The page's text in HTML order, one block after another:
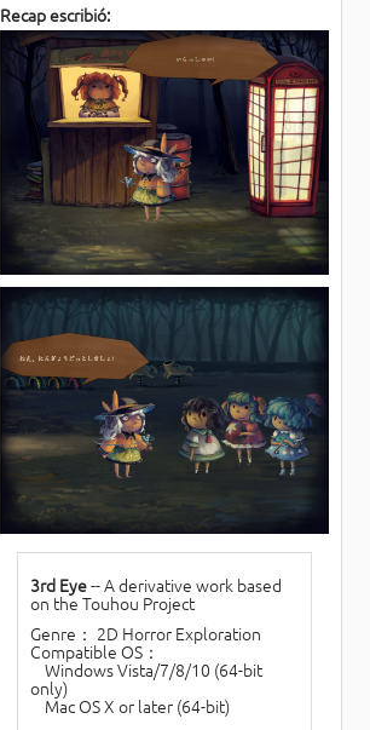
Recap escribió:
3rd Eye-- A derivative work based
on the Touhou Project
Genre： 2D Horror Exploration
Compatible OS：
Windows Vista/7/8/10 (64-bit
only)
Mac OS X or later (64-bit)